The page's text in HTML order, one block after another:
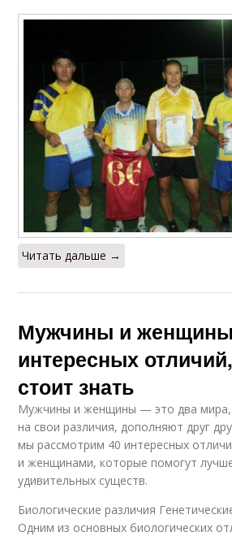
Читать дальше →
Мужчины и
интересных
стоит знать
Мужчины и женщины — это два мира,
на свои различия, дополняют друг
мы рассмотрим 40 интересных
и женщинами, которые помогут
удивительных существ.
Биологические различия
Одним из основных биологических